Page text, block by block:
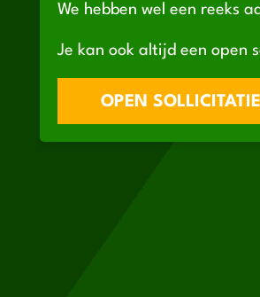
We hebben wel een reeks
Je kan ook altijd een open
OPEN SOLLICITATIE